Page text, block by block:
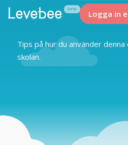
Logga in
Tips på hur du använder denna
skolan.